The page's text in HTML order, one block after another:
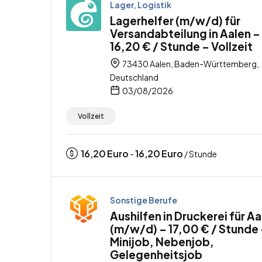
Lager, Logistik
Lagerhelfer (m/w/d) für
Versandabteilung in Aalen –
16,20 € / Stunde – Vollzeit
73430 Aalen, Baden-Württemberg,
Deutschland
03/08/2026
Vollzeit
16,20Euro -16,20Euro / Stunde
Sonstige Berufe
Aushilfen in Druckerei für
(m/w/d) – 17,00 € / Stunde
Minijob, Nebenjob,
Gelegenheitsjob